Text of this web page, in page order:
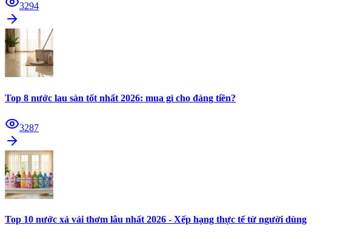
3294
Top 8 nước lau sàn tốt nhất 2026: mua gì cho đáng tiền?
3287
Top 10 nước xả vải thơm lâu nhất 2026 - Xếp hạng thực tế từ người dùng